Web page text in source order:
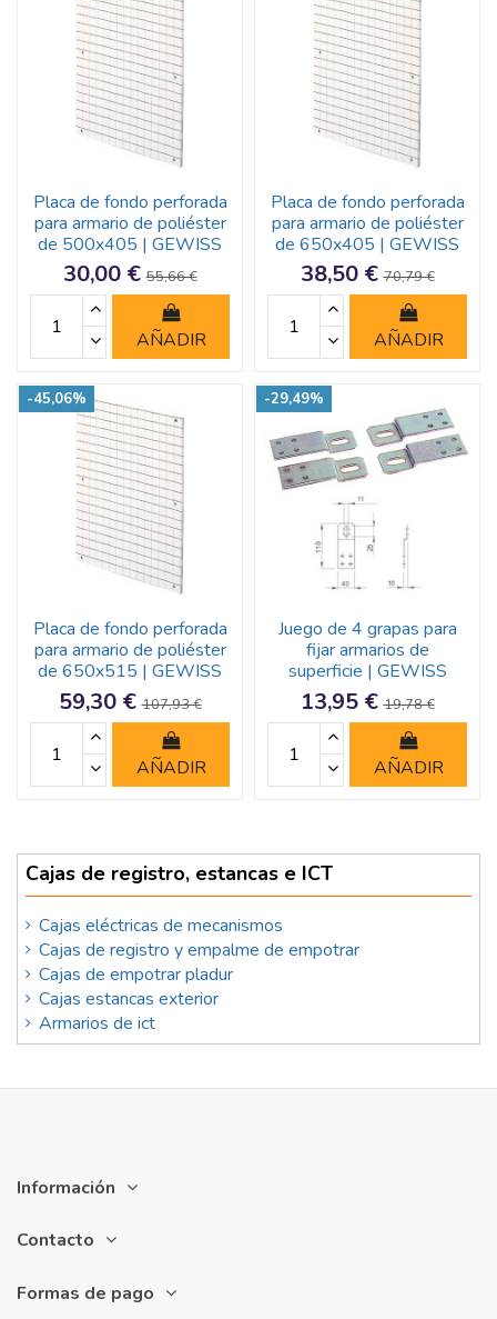
Placa de fondo perforada
para armario de poliéster
de 500x405 | GEWISS
30,00 €55,66 €
AÑADIR
Placa de fondo perforada
para armario de poliéster
de 650x405 | GEWISS
38,50 €70,79 €
AÑADIR
-45,06%
Placa de fondo perforada
para armario de poliéster
de 650x515 | GEWISS
59,30 €107,93 €
AÑADIR
-29,49%
Juego de 4 grapas para
fijar armarios de
superficie | GEWISS
13,95 €19,78 €
AÑADIR
Cajas de registro, estancas e ICT
Cajas eléctricas de mecanismos
Cajas de registro y empalme de empotrar
Cajas de empotrar pladur
Cajas estancas exterior
Armarios de ict
Información
Contacto
Formas de pago